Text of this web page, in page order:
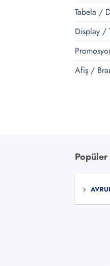
Tabela /
Display /
Afiş /